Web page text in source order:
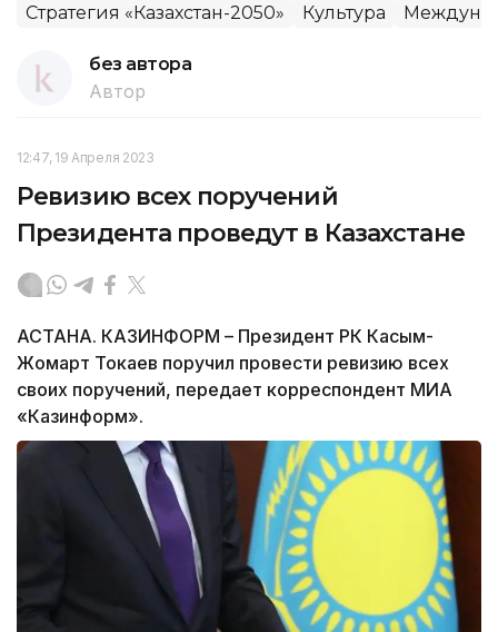
Стратегия «Казахстан-2050» Культура
без автора
Автор
12:47, 19 Апреля 2023
Ревизию всех поручений
Президента проведут в Казахстане
АСТАНА. КАЗИНФОРМ – Президент РК Касым-
Жомарт Токаев поручил провести ревизию всех
своих поручений, передает корреспондент МИА
«Казинформ».